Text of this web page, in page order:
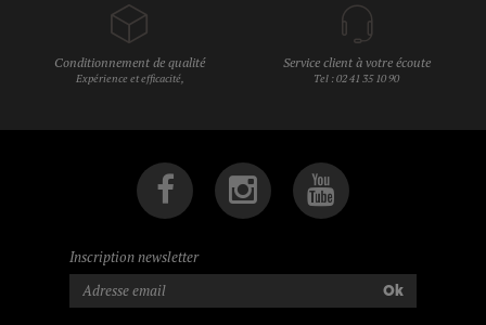
Conditionnement de qualité
Expérience et efficacité,
Service client à votre écoute
Tel : 02 41 35 10 90
Inscription newsletter
Ok